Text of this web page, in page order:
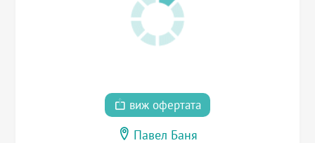
виж офертата
Павел Баня